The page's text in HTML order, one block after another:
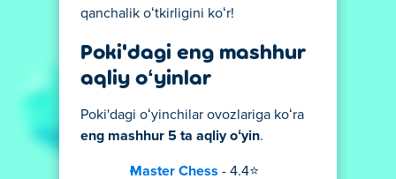
qanchalik oʻtkirligini koʻr!
Poki'dagi eng mashhur
aqliy oʻyinlar
Poki'dagi oʻyinchilar ovozlariga koʻra
eng mashhur 5 ta aqliy oʻyin.
Master Chess - 4.4⭐